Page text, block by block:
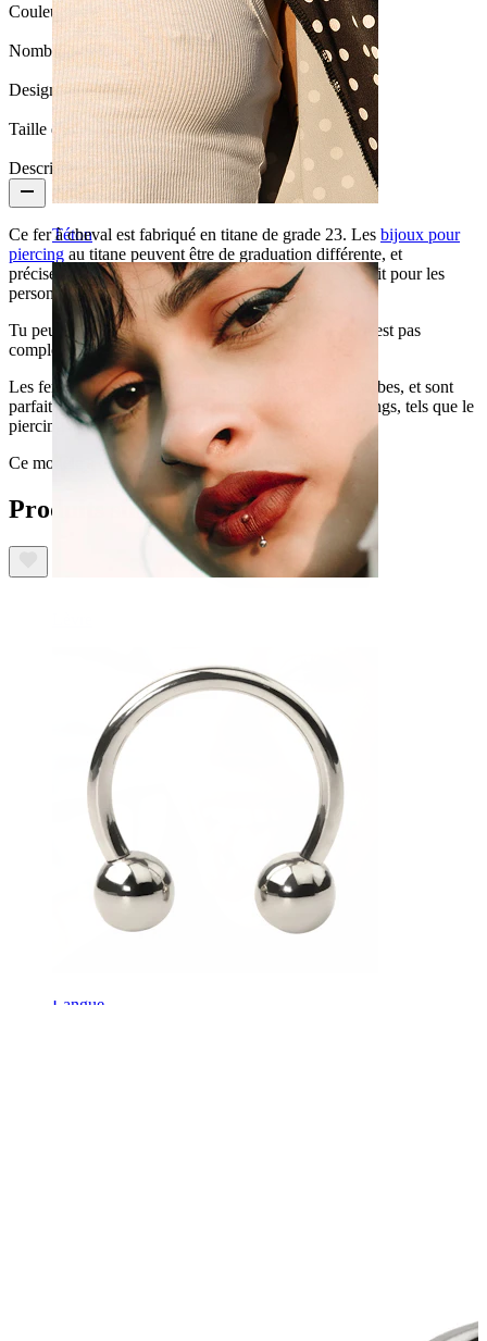
Téton
Langue
Couleur: Argenté
Nombre de pièces: 1
Design: Pointe
Taille de la boule:4 mm
Description
Ce fer à cheval est fabriqué en titane de grade 23. Les bijoux pour
piercing au titane peuvent être de graduation différente, et
précisément le type 23 est le plus pur, il est donc parfait pour les
personnes souffrant d'allergies.
Tu peux porter ce bijou dans ton piercing même s'il n'est pas
complètement guéri.
Les fers à cheval sont également appelés haltères courbes, et sont
parfaits pour porter dans de nombreux types de piercings, tels que le
piercing au sourcil ou le piercing au mamelon.
Ce modèle a des piques au lieu des boules typiques.
Produits similaires